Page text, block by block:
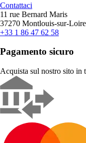
Contattaci
11 rue Bernard Maris
37270 Montlouis-sur-
+33 1 86 47 62 58
Pagamento sicuro
Acquista sul nostro sito in